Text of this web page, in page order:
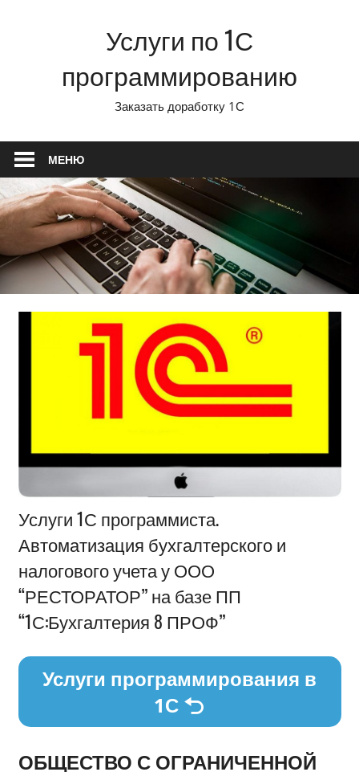
Услуги по 1С
программированию
Заказать доработку 1С
МЕНЮ
Информация
Услуги 1С программиста.
Автоматизация бухгалтерского и
налогового учета у ООО
“РЕСТОРАТОР” на базе ПП
“1С:Бухгалтерия 8 ПРОФ”
Услуги программирования в
1С
ОБЩЕСТВО С ОГРАНИЧЕННОЙ